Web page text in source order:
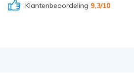
Klantenbeoordeling 9,3/10